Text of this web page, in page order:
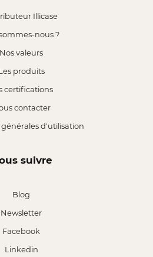
Illicase
nous ?
Nos valeurs
produits
certifications
contacter
d'utilisation
suivre
Blog
Newsletter
Facebook
Linkedin